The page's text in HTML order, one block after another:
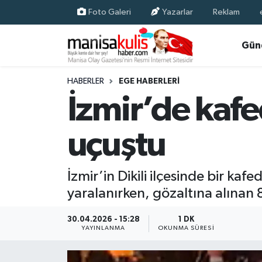
Foto Galeri Yazarlar Reklam
HABERLER EGE HABERLERI
İzmir’de
uçuştu
İzmir’in Dikili ilçesinde bir
yaralanırken, gözaltına alınan
30.04.2026 - 15:28
YAYINLANMA
1 DK
OKUNMA SÜRESI
Resmi İlan
Siyaset
Yunusemre Nöbetçi Eczaneler
Yunusemre Trafik Yoğunluk Haritası
Süper Lig Puan Durumu ve Fikstür
Tüm Manşetler
Son Dakika Haberleri
Haber Arşivi